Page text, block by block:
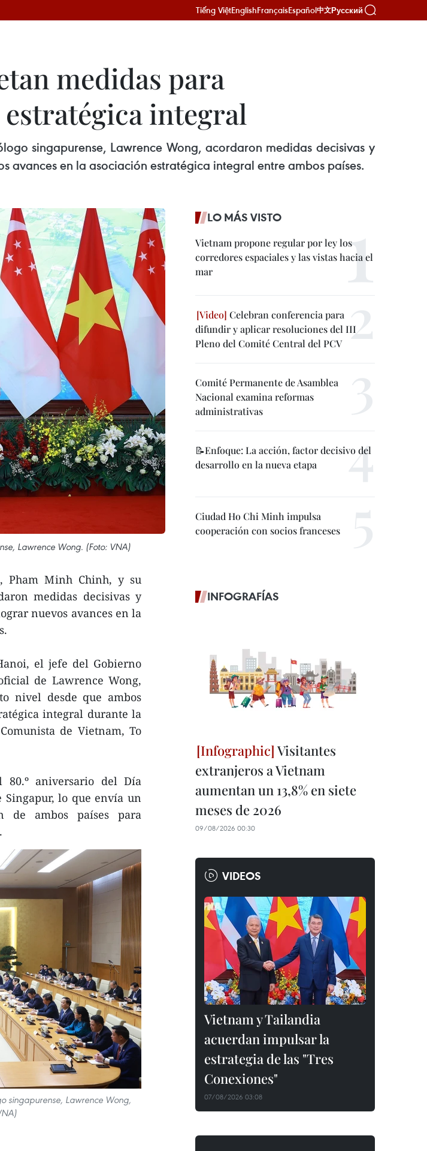
Tiếng ViệtEnglishFrançaisEspañol中文Русский
medidas para
integral
singapurense, Lawrence Wong, acordaron medidas decisivas y
en la asociación estratégica integral entre ambos países.
Lawrence Wong. (Foto: VNA)
Pham Minh Chinh, y su
medidas decisivas y
nuevos avances en la
el jefe del Gobierno
de Lawrence Wong,
nivel desde que ambos
integral durante la
de Vietnam, To
aniversario del Día
lo que envía un
de ambos países para
singapurense, Lawrence Wong,
LO MÁS VISTO
Vietnam propone regular por ley los
corredores espaciales y las vistas hacia el
mar
Celebran conferencia para
difundir y aplicar resoluciones del III
Pleno del Comité Central del PCV
Comité Permanente de Asamblea
Nacional examina reformas
administrativas
📝Enfoque: La acción, factor decisivo del
desarrollo en la nueva etapa
Ciudad Ho Chi Minh impulsa
cooperación con socios franceses
INFOGRAFÍAS
Visitantes
extranjeros a Vietnam
aumentan un 13,8% en siete
meses de 2026
09/08/2026 00:30
VIDEOS
Vietnam y Tailandia
acuerdan impulsar la
estrategia de las "Tres
Conexiones"
07/08/2026 03:08